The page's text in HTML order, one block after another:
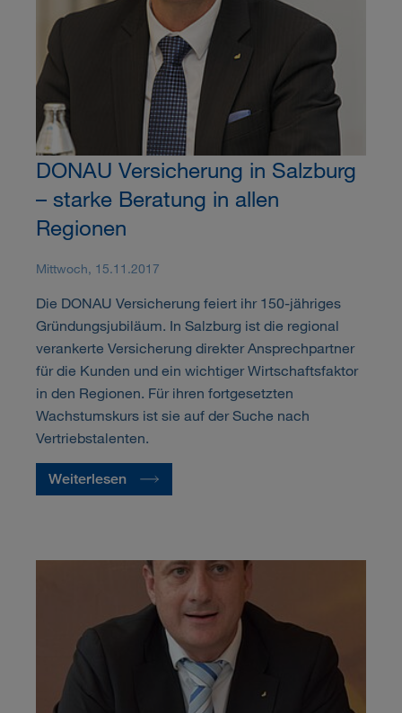
DONAU Versicherung in Salzburg
– starke Beratung in allen
Regionen
Mittwoch, 15.11.2017
Die DONAU Versicherung feiert ihr 150-jähriges
Gründungsjubiläum. In Salzburg ist die regional
verankerte Versicherung direkter Ansprechpartner
für die Kunden und ein wichtiger Wirtschaftsfaktor
in den Regionen. Für ihren fortgesetzten
Wachstumskurs ist sie auf der Suche nach
Vertriebstalenten.
Weiterlesen